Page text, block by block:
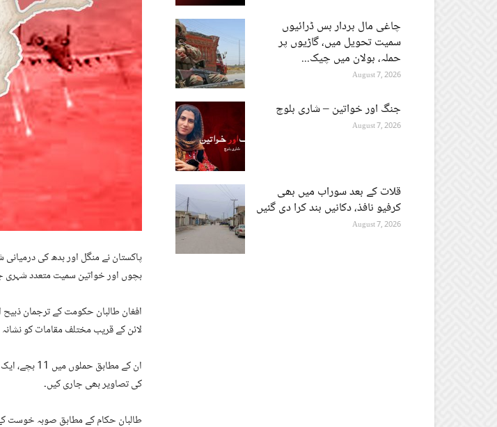
پاکستان نے منگل اور بدھ کی
بچوں اور خواتین سمیت متعدد شہری
افغان طالبان حکومت کے ترجمان ذبیح
لائن کے قریب مختلف مقامات کو نشانہ
ان کے
کی تصاویر بھی جاری کیں۔
چاغی مال بردار بس ڈرائیوں
سمیت تحویل میں، گاڑیوں پر
حملہ، بولان میں چیک...
August 7, 2026
جنگ اور خواتین – شاری بلوچ
August 7, 2026
قلات کے بعد سوراب میں بھی
کرفیو نافذ، دکانیں بند کرا دی گئیں
August 7, 2026